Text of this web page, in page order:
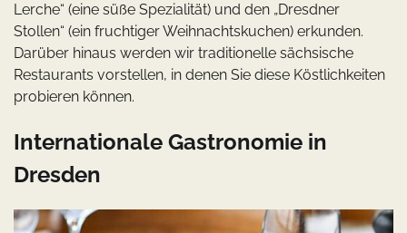
Lerche“ (eine süße Spezialität) und den „Dresdner
Stollen“ (ein fruchtiger Weihnachtskuchen) erkunden.
Darüber hinaus werden wir traditionelle sächsische
Restaurants vorstellen, in denen Sie diese Köstlichkeiten
probieren können.
Internationale Gastronomie in
Dresden